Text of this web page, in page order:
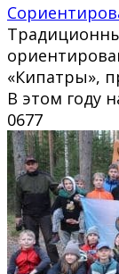
«Кипатры»,
В этом году
0677